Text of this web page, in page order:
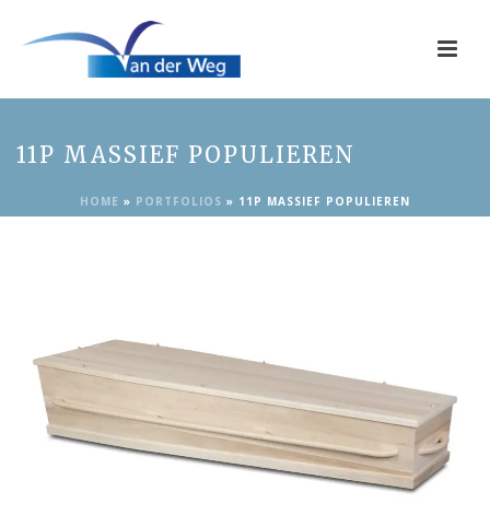
11P MASSIEF POPULIEREN
HOME » PORTFOLIOS » 11P MASSIEF POPULIEREN